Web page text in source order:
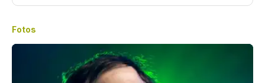
Fotos